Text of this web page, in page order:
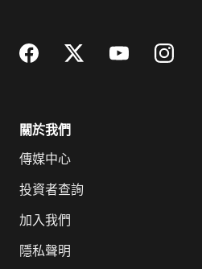
關於我們
傳媒中心
投資者查詢
加入我們
隱私聲明